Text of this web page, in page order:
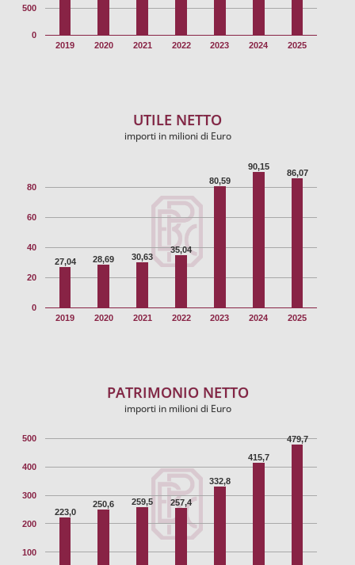
2019 2020 2021 2022 2023 2024 2025
0
500
UTILE NETTO
importi in milioni di Euro
2019 2020 2021 2022 2023 2024 2025
0
20
40
60
80
27,04 28,69 30,63
35,04
80,59
90,15
86,07
PATRIMONIO NETTO
importi in milioni di Euro
100
200
300
400
500
223,0
250,6 259,5 257,4
332,8
415,7
479,7